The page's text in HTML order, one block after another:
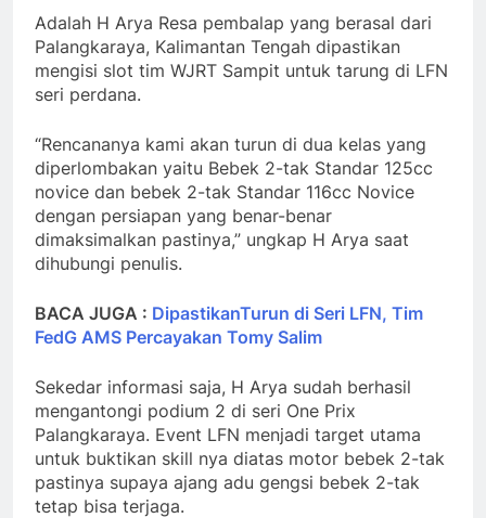
Adalah H Arya Resa pembalap yang berasal dari
Palangkaraya, Kalimantan Tengah dipastikan
mengisi slot tim WJRT Sampit untuk tarung di LFN
seri perdana.
“Rencananya kami akan turun di dua kelas yang
diperlombakan yaitu Bebek 2-tak Standar 125cc
novice dan bebek 2-tak Standar 116cc Novice
dengan persiapan yang benar-benar
dimaksimalkan pastinya,” ungkap H Arya saat
dihubungi penulis.
BACA JUGA : DipastikanTurun di Seri LFN, Tim
FedG AMS Percayakan Tomy Salim
Sekedar informasi saja, H Arya sudah berhasil
mengantongi podium 2 di seri One Prix
Palangkaraya. Event LFN menjadi target utama
untuk buktikan skill nya diatas motor bebek 2-tak
pastinya supaya ajang adu gengsi bebek 2-tak
tetap bisa terjaga.